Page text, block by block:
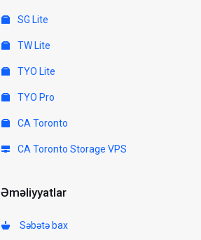
SG Lite
TW Lite
TYO Lite
TYO Pro
CA Toronto
CA Toronto Storage VPS
Əməliyyatlar
Səbətə bax